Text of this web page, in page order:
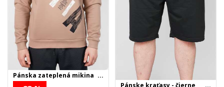
Pánska zateplená mikina
OATIA - béžová